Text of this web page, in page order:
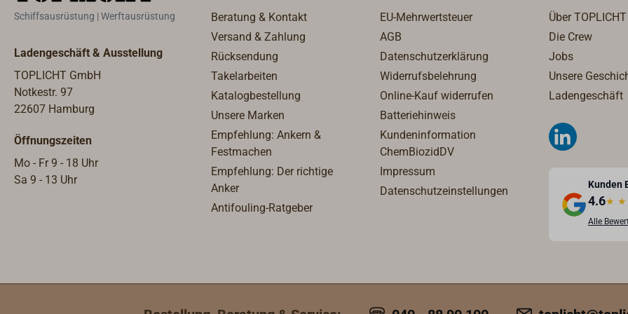
Schiffsausrüstung | Werftausrüstung
Ladengeschäft & Ausstellung
TOPLICHT GmbH
Notkestr. 97
22607 Hamburg
Öffnungszeiten
Mo - Fr 9 - 18 Uhr
Sa 9 - 13 Uhr
Beratung & Kontakt
Versand & Zahlung
Rücksendung
Takelarbeiten
Katalogbestellung
Unsere Marken
Empfehlung: Ankern &
Festmachen
Empfehlung: Der richtige
Anker
Antifouling-Ratgeber
EU-Mehrwertsteuer
AGB
Datenschutzerklärung
Widerrufsbelehrung
Online-Kauf widerrufen
Batteriehinweis
Kundeninformation
ChemBiozidDV
Impressum
Datenschutzeinstellungen
Über TOPLICHT
Die Crew
Jobs
Unsere
Ladengeschäft
Kunden
4.6★ ★
Alle